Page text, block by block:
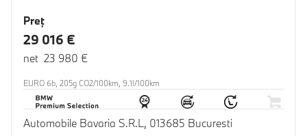
Preţ
29 016 €
net 23 980 €
EURO 6b, 205g CO2/100km, 9.1l/100km
Automobile Bavaria S.R.L, 013685 Bucuresti